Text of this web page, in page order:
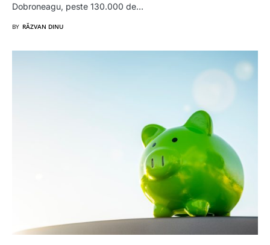
Dobroneagu, peste 130.000 de…
BY RĂZVAN DINU